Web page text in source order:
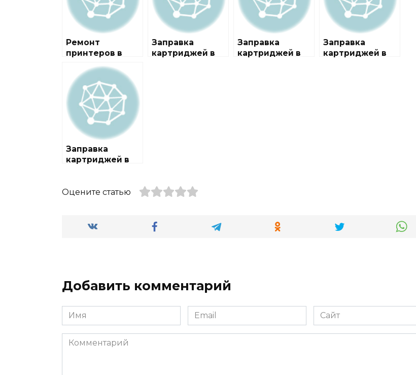
Ремонт
принтеров в
Преображенско
е
Заправка
картриджей в
Заправка
картриджей в
Заправка
картриджей в
Заправка
картриджей в
Оцените статью
Добавить комментарий
Имя Email Сайт
Комментарий